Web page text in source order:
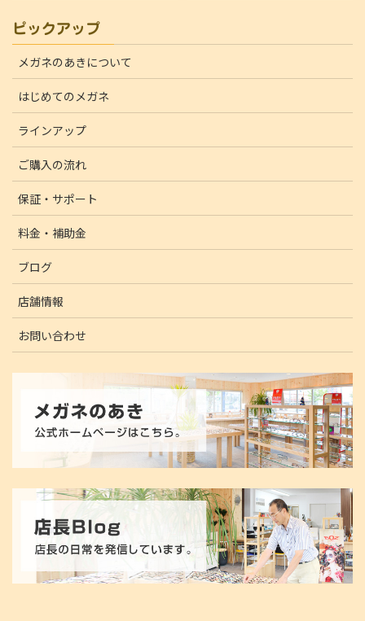
ピックアップ
メガネのあきについて
はじめてのメガネ
ラインアップ
ご購入の流れ
保証・サポート
料金・補助金
ブログ
店舗情報
お問い合わせ